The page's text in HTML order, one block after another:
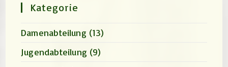
Kategorie
Damenabteilung (13)
Jugendabteilung (9)